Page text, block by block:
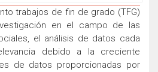
trabajos de fin de grado (TFG)
en el campo de las
el análisis de datos cada
debido a la creciente
de datos proporcionadas por